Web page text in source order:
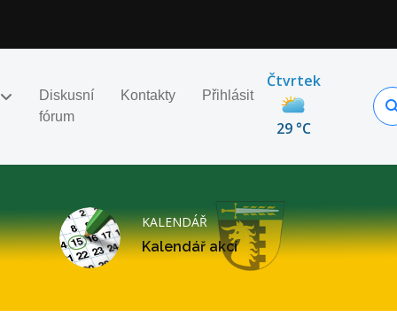
Diskusní
fórum
Kontakty Přihlásit
Čtvrtek
29 °C
KALENDÁŘ
Kalendář akcí